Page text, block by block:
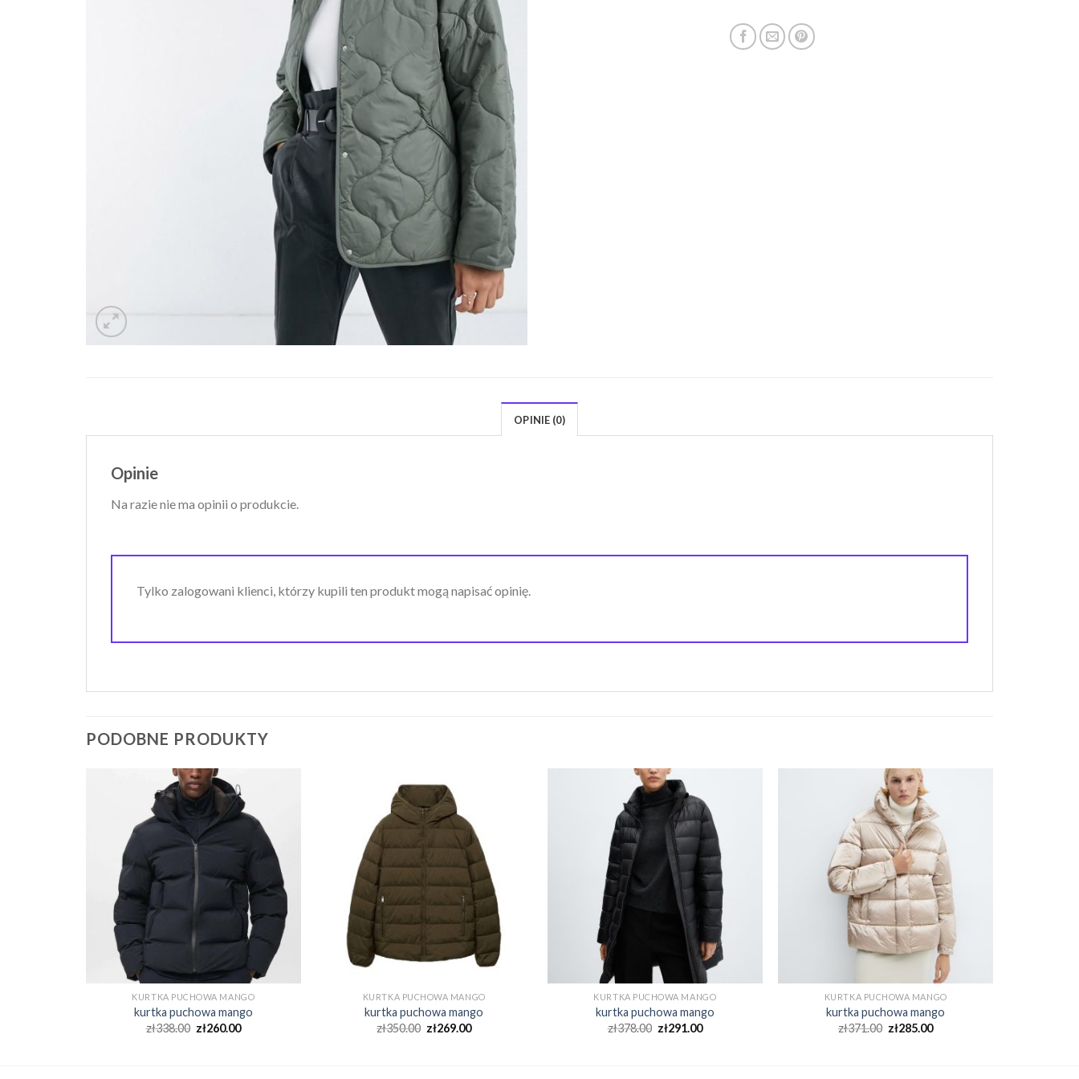
OPINIE (0)
Opinie
Na razie nie ma opinii o produkcie.
Tylko zalogowani klienci, którzy kupili ten produkt mogą napisać opinię.
PODOBNE PRODUKTY
KURTKA PUCHOWA MANGO
kurtka puchowa mango
zł338.00 zł260.00
KURTKA PUCHOWA MANGO
kurtka puchowa mango
zł350.00 zł269.00
KURTKA PUCHOWA MANGO
kurtka puchowa mango
zł378.00 zł291.00
KURTKA PUCHOWA MANGO
kurtka puchowa mango
zł371.00 zł285.00